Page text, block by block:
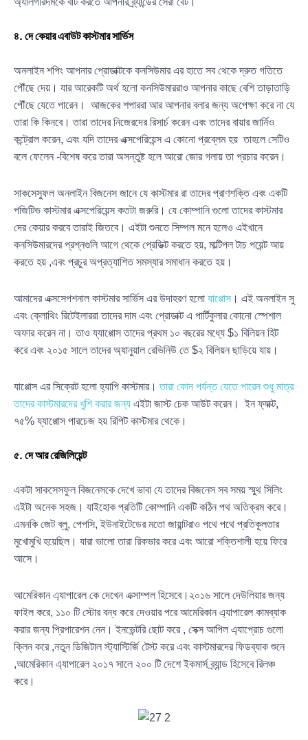
৪. দে কেয়ার এবাউট কাস্টমার সার্ভিস
অনলাইন শপিং আপনার প্রোডাক্টকে কনসিউমার এর হাতে সব থেকে দ্রুত গতিতে
পৌঁছে দেয়। যার আরেকটি অর্থ হলো কনসিউমাররাও আপনার কাছে বেশি তাড়াতাড়ি
পৌঁছে যেতে পারেন। আজকের শপাররা আর আপনার বলার জন্য অপেক্ষা করে না যে
তারা কি কিনবে। তারা তাদের নিজেরদের রিসার্চ করেন এবং তাদের বায়ার জার্নিও
কন্ট্রোল করেন, এবং যদি তাদের এক্সপেরিয়েন্স এ কোনো প্রব্লেম হয় তাহলে সেটিও
বলে ফেলেন -বিশেষ করে তারা অসন্তুষ্ট হলে আরো জোর গলায় তা প্রচার করেন।
সাকসেস্ফুল অনলাইন বিজনেস জানে যে কাস্টমার রা তাদের প্রাণশক্তি এবং একটি
পজিটিভ কাস্টমার এক্সপেরিয়েন্স কতটা জরুরি। যে কোম্পানি গুলো তাদের কাস্টমার
দের কেয়ার করবে তারাই জিতবে। এইটা শুনতে সিম্পল মনে হলেও এইখানে
কনসিউমারদের প্রশ্নগুলি আগে থেকে প্রেডিক্ট করতে হয়, মাল্টিপল টাচ পয়েন্ট আয়
করতে হয় ,এবং প্রচুর অপ্রত্যাশিত সমস্যার সমাধান করতে হয়।
আমাদের এক্সসেপশনাল কাস্টমার সার্ভিস এর উদাহরণ হলো যাপ্পোস । এই অনলাইন সু
এবং ক্লোথিং রিটেইলাররা তাদের দাম এবং প্রোডাক্ট এ পার্টিকুলার কোনো স্পেশাল
অফার করেন না। তাও য্যাপ্পোস তাদের প্রথম ১০ বছরের মধ্যে $১ বিলিয়ন হিট
করে এবং ২০১৫ সালে তাদের অ্যানুয়াল রেভিনিউ তে $২ বিলিয়ন ছাড়িয়ে যায়।
যাপ্পোস এর সিক্রেট হলো হ্যাপি কাস্টমার।তারা কোন পর্যন্ত যেতে পারেন শুধু মাত্র
তাদের কাস্টমারদের খুশি করার জন্য এইটা জাস্ট চেক আউট করেন। ইন ফ্যাক্ট,
৭৫% য্যাপ্পোস পারচেজ হয় রিপিট কাস্টমার থেকে।
৫. দে আর রেজিলিয়েন্ট
একটা সাকসেসফুল বিজনেসকে দেখে ভাবা যে তাদের বিজনেস সব সময় স্মুথ সিলিং
এইটা অনেক সহজ। যাইহোক প্রতিটি কোম্পানি একটি কঠিন পথ অতিক্রম করে।
এমনকি জেট ব্লু, পেপসি, ইউনাইটেডের মতো জায়ান্টরাও পথে পথে প্রতিকূলতার
মুখোমুখি হয়েছিল। যারা ভালো তারা রিকভার করে এবং আরো শক্তিশালী হয়ে ফিরে
আসে।
আমেরিকান এ্যাপারেল কে দেখেন এক্সাম্পল হিসেবে।২০১৬ সালে দেউলিয়ার জন্য
ফাইল করে, ১১০ টি স্টোর বন্ধ করে দেওয়ার পরে আমেরিকান এ্যাপারেল কামব্যাক
করার জন্য প্রিপারেশন নেন। ইনভেন্টরি ছোট করে , সেক্স আপিল এ্যাপ্রোচ গুলো
ক্লিন করে ,নতুন ডিজিটাল স্ট্যাস্টির্জি টেস্ট করে এবং কাস্টমারদের ফিডব্যাক শুনে
,আমেরিকান এ্যাপারেল ২০১৭ সালে ২০০ টি দেশে ইকমার্স ব্র্যান্ড হিসেবে রিলঞ্চ
করে।